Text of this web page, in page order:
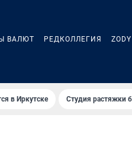
ВАЛЮТ РЕДКОЛЛЕГИЯ ZODY
в Иркутске Студия растяжки